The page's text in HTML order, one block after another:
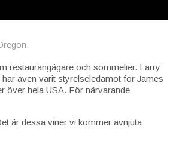
restaurangägare och sommelier. Larry
även varit styrelseledamot för James
över hela USA. För närvarande
är dessa viner vi kommer avnjuta